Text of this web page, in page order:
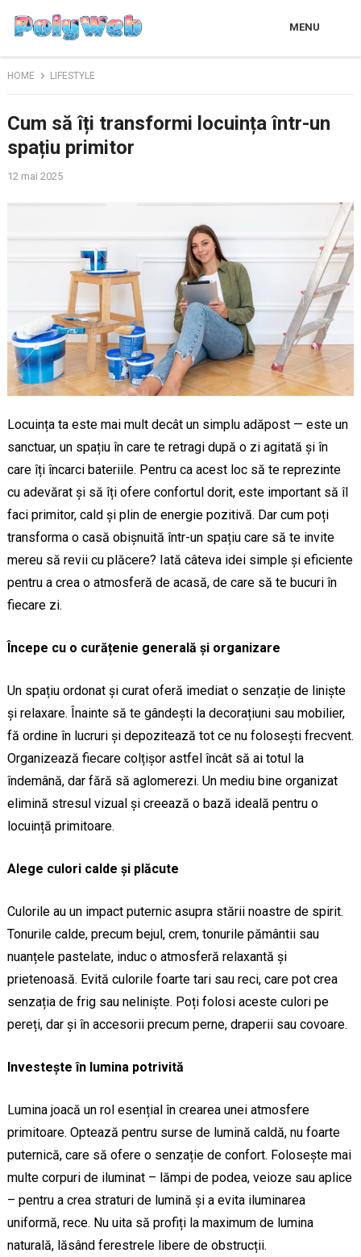
MENU
HOME LIFESTYLE
Cum să îți transformi locuința într-un
spațiu primitor
12 mai 2025
Locuința ta este mai mult decât un simplu adăpost — este un
sanctuar, un spațiu în care te retragi după o zi agitată și în
care îți încarci bateriile. Pentru ca acest loc să te reprezinte
cu adevărat și să îți ofere confortul dorit, este important să îl
faci primitor, cald și plin de energie pozitivă. Dar cum poți
transforma o casă obișnuită într-un spațiu care să te invite
mereu să revii cu plăcere? Iată câteva idei simple și eficiente
pentru a crea o atmosferă de acasă, de care să te bucuri în
fiecare zi.
Începe cu o curățenie generală și organizare
Un spațiu ordonat și curat oferă imediat o senzație de liniște
și relaxare. Înainte să te gândești la decorațiuni sau mobilier,
fă ordine în lucruri și depozitează tot ce nu folosești frecvent.
Organizează fiecare colțișor astfel încât să ai totul la
îndemână, dar fără să aglomerezi. Un mediu bine organizat
elimină stresul vizual și creează o bază ideală pentru o
locuință primitoare.
Alege culori calde și plăcute
Culorile au un impact puternic asupra stării noastre de spirit.
Tonurile calde, precum bejul, crem, tonurile pământii sau
nuanțele pastelate, induc o atmosferă relaxantă și
prietenoasă. Evită culorile foarte tari sau reci, care pot crea
senzația de frig sau neliniște. Poți folosi aceste culori pe
pereți, dar și în accesorii precum perne, draperii sau covoare.
Investește în lumina potrivită
Lumina joacă un rol esențial în crearea unei atmosfere
primitoare. Optează pentru surse de lumină caldă, nu foarte
puternică, care să ofere o senzație de confort. Folosește mai
multe corpuri de iluminat – lămpi de podea, veioze sau aplice
– pentru a crea straturi de lumină și a evita iluminarea
uniformă, rece. Nu uita să profiți la maximum de lumina
naturală, lăsând ferestrele libere de obstrucții.